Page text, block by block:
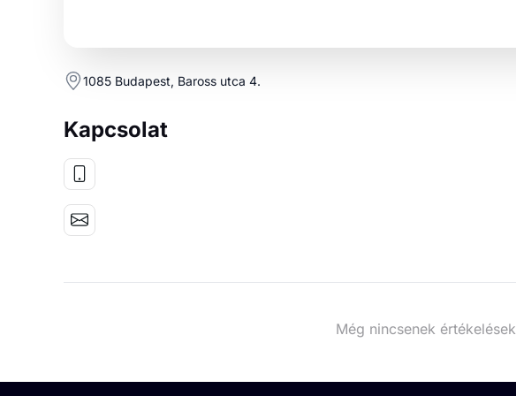
1085 Budapest, Baross utca 4.
Kapcsolat
Még nincsenek értékelések